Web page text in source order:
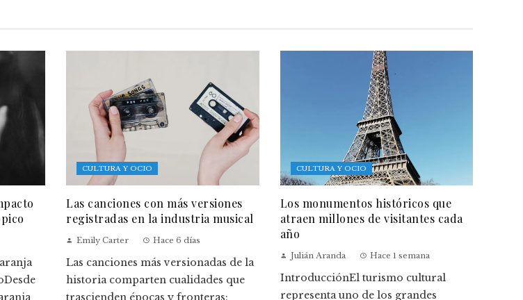
CULTURA Y OCIO
Las canciones con más versiones
registradas en la industria musical
Emily Carter Hace 6 días
Las canciones más versionadas de la
historia comparten cualidades que
trascienden épocas y fronteras:
CULTURA Y OCIO
Los monumentos históricos que
atraen millones de visitantes cada
año
Julián Aranda Hace 1 semana
IntroducciónEl turismo cultural
representa uno de los grandes